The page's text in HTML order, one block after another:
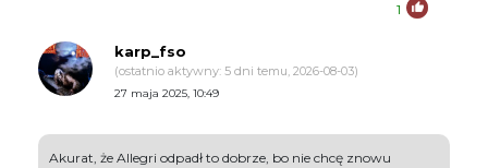
1
karp_fso
(ostatnio aktywny: 5 dni temu, 2026-08-03)
27 maja 2025, 10:49
Akurat, że Allegri odpadł to dobrze, bo nie chcę znowu